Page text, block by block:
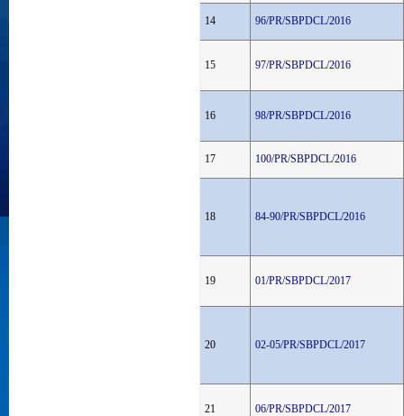
14 96/PR/SBPDCL/2016
15 97/PR/SBPDCL/2016
16 98/PR/SBPDCL/2016
17 100/PR/SBPDCL/2016
18 84-90/PR/SBPDCL/2016
19 01/PR/SBPDCL/2017
20 02-05/PR/SBPDCL/2017
21 06/PR/SBPDCL/2017